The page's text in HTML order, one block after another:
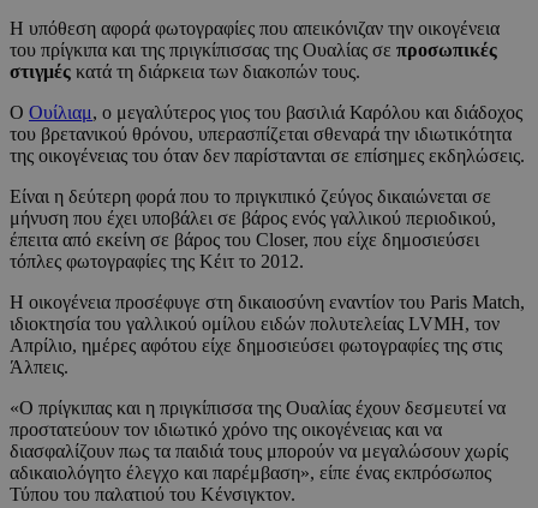
Η υπόθεση αφορά φωτογραφίες που απεικόνιζαν την οικογένεια
του πρίγκιπα και της πριγκίπισσας της Ουαλίας σε προσωπικές
στιγμές κατά τη διάρκεια των διακοπών τους.
Ο Ουίλιαμ, ο μεγαλύτερος γιος του βασιλιά Καρόλου και διάδοχος
του βρετανικού θρόνου, υπερασπίζεται σθεναρά την ιδιωτικότητα
της οικογένειας του όταν δεν παρίστανται σε επίσημες εκδηλώσεις.
Είναι η δεύτερη φορά που το πριγκιπικό ζεύγος δικαιώνεται σε
μήνυση που έχει υποβάλει σε βάρος ενός γαλλικού περιοδικού,
έπειτα από εκείνη σε βάρος του Closer, που είχε δημοσιεύσει
τόπλες φωτογραφίες της Κέιτ το 2012.
Η οικογένεια προσέφυγε στη δικαιοσύνη εναντίον του Paris Match,
ιδιοκτησία του γαλλικού ομίλου ειδών πολυτελείας LVMH, τον
Απρίλιο, ημέρες αφότου είχε δημοσιεύσει φωτογραφίες της στις
Άλπεις.
«Ο πρίγκιπας και η πριγκίπισσα της Ουαλίας έχουν δεσμευτεί να
προστατεύουν τον ιδιωτικό χρόνο της οικογένειας και να
διασφαλίζουν πως τα παιδιά τους μπορούν να μεγαλώσουν χωρίς
αδικαιολόγητο έλεγχο και παρέμβαση», είπε ένας εκπρόσωπος
Τύπου του παλατιού του Κένσιγκτον.